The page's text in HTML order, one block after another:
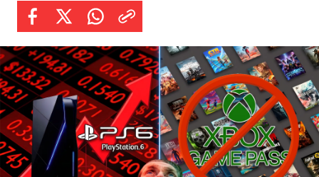
comerciales que impactarán directamente tanto
en el precio de las próximas PlayStation 6 como